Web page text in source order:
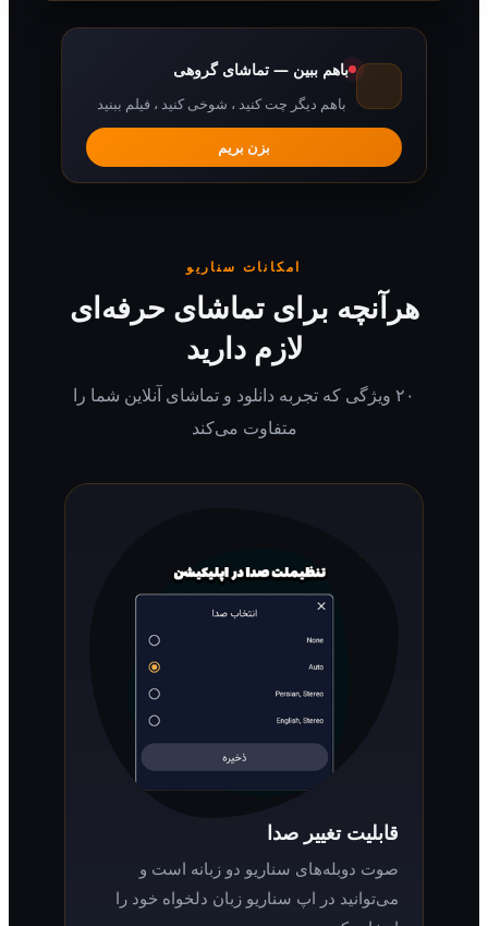
باهم ببین — تماشای گروهی
باهم دیگر چت کنید ، شوخی کنید ، فیلم ببنید
بزن بریم
امکانات سناریو
هرآنچه برای تماشای حرفه‌ای
لازم دارید
۲۰ ویژگی که تجربه دانلود و تماشای آنلاین شما را
متفاوت می‌کند
قابلیت تغییر صدا
صوت دوبله‌های سناریو دو زبانه است و
می‌توانید در اپ سناریو زبان دلخواه خود را